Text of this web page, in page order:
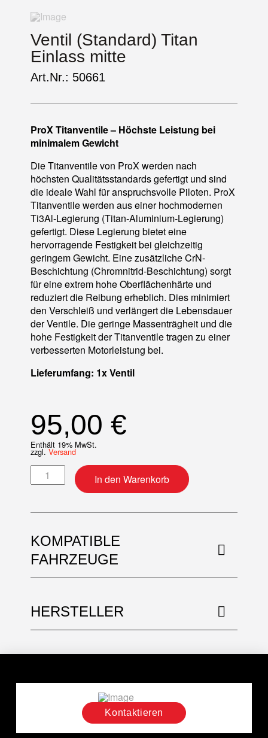
Ventil (Standard) Titan
Einlass mitte
Art.Nr.: 50661
ProX Titanventile – Höchste Leistung bei
minimalem Gewicht
Die Titanventile von ProX werden nach
höchsten Qualitätsstandards gefertigt und sind
die ideale Wahl für anspruchsvolle Piloten. ProX
Titanventile werden aus einer hochmodernen
Ti3Al-Legierung (Titan-Aluminium-Legierung)
gefertigt. Diese Legierung bietet eine
hervorragende Festigkeit bei gleichzeitig
geringem Gewicht. Eine zusätzliche CrN-
Beschichtung (Chromnitrid-Beschichtung) sorgt
für eine extrem hohe Oberflächenhärte und
reduziert die Reibung erheblich. Dies minimiert
den Verschleiß und verlängert die Lebensdauer
der Ventile. Die geringe Massenträgheit und die
hohe Festigkeit der Titanventile tragen zu einer
verbesserten Motorleistung bei.
Lieferumfang: 1x Ventil
95,00 €
Enthält 19% MwSt.
zzgl. Versand
Ventil (Standard) Titan Einlass mitte Menge
In den Warenkorb
KOMPATIBLE
FAHRZEUGE
HERSTELLER
Kontaktieren